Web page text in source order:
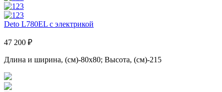
Deto L780EL с электрикой
47 200 ₽
Длина и ширина, (см)-80x80; Высота, (см)-215